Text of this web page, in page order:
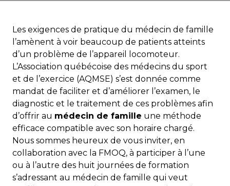
Les exigences de pratique du médecin de famille
l’amènent à voir beaucoup de patients atteints
d’un problème de l’appareil locomoteur.
L’Association québécoise des médecins du sport
et de l’exercice (AQMSE) s’est donnée comme
mandat de faciliter et d’améliorer l’examen, le
diagnostic et le traitement de ces problèmes afin
d’offrir au médecin de famille une méthode
efficace compatible avec son horaire chargé.
Nous sommes heureux de vous inviter, en
collaboration avec la FMOQ, à participer à l’une
ou à l’autre des huit journées de formation
s’adressant au médecin de famille qui veut